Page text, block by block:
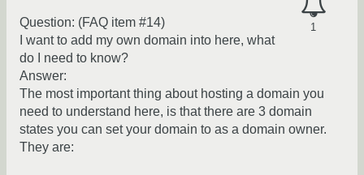
1
Question: (FAQ item #14)
I want to add my own domain into here, what
do I need to know?
Answer:
The most important thing about hosting a domain you
need to understand here, is that there are 3 domain
states you can set your domain to as a domain owner.
They are: